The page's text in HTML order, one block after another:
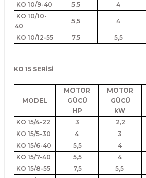
KO 10/9-40
5,5 4
KO 10/10-
40
5,5 4
KO 10/12-55 7,5 5,5
KO 15 SERİSİ
MODEL
MOTOR
GÜCÜ
HP
MOTOR
GÜCÜ
kW
KO 15/4-22 3 2,2
KO 15/5-30
4 3
KO 15/6-40
5,5 4
KO 15/7-40
5,5 4
KO 15/8-55
7,5 5,5